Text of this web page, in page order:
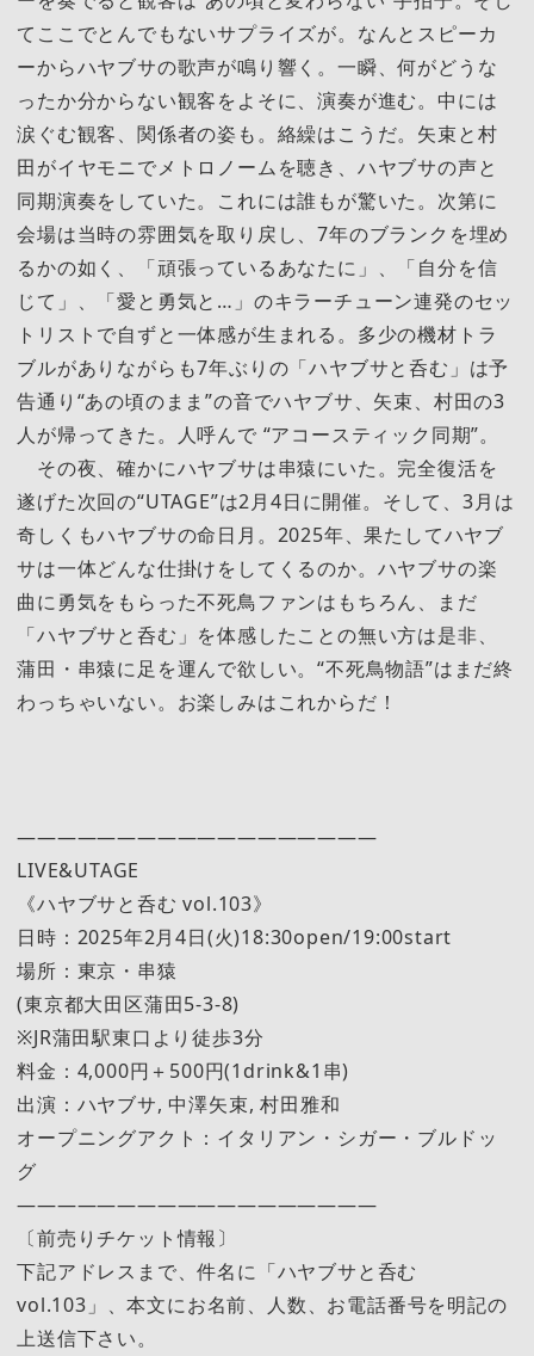
てここでとんでもないサプライズが。なんとスピーカ
ーからハヤブサの歌声が鳴り響く。一瞬、何がどうな
ったか分からない観客をよそに、演奏が進む。中には
涙ぐむ観客、関係者の姿も。絡繰はこうだ。矢束と村
田がイヤモニでメトロノームを聴き、ハヤブサの声と
同期演奏をしていた。これには誰もが驚いた。次第に
会場は当時の雰囲気を取り戻し、7年のブランクを埋め
るかの如く、「頑張っているあなたに」、「自分を信
じて」、「愛と勇気と…」のキラーチューン連発のセッ
トリストで自ずと一体感が生まれる。多少の機材トラ
ブルがありながらも7年ぶりの「ハヤブサと呑む」は予
告通り“あの頃のまま”の音でハヤブサ、矢束、村田の3
人が帰ってきた。人呼んで “アコースティック同期”。
その夜、確かにハヤブサは串猿にいた。完全復活を
遂げた次回の“UTAGE”は2月4日に開催。そして、3月は
奇しくもハヤブサの命日月。2025年、果たしてハヤブ
サは一体どんな仕掛けをしてくるのか。ハヤブサの楽
曲に勇気をもらった不死鳥ファンはもちろん、まだ
「ハヤブサと呑む」を体感したことの無い方は是非、
蒲田・串猿に足を運んで欲しい。“不死鳥物語”はまだ終
わっちゃいない。お楽しみはこれからだ！
——————————————————
LIVE&UTAGE
《ハヤブサと呑む vol.103》
日時：2025年2月4日(火)18:30open/19:00start
場所：東京・串猿
(東京都大田区蒲田5-3-8)
※JR蒲田駅東口より徒歩3分
料金：4,000円＋500円(1drink&1串)
出演：ハヤブサ, 中澤矢束, 村田雅和
オープニングアクト：イタリアン・シガー・ブルドッ
グ
——————————————————
〔前売りチケット情報〕
下記アドレスまで、件名に「ハヤブサと呑む
vol.103」、本文にお名前、人数、お電話番号を明記の
上送信下さい。